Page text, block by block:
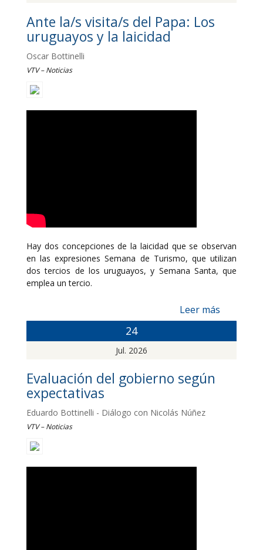
Ante la/s visita/s del Papa: Los
uruguayos y la laicidad
Oscar Bottinelli
VTV – Noticias
Hay dos concepciones de la laicidad que se observan
en las expresiones Semana de Turismo, que utilizan
dos tercios de los uruguayos, y Semana Santa, que
emplea un tercio.
Leer más
24
Jul. 2026
Evaluación del gobierno según
expectativas
Eduardo Bottinelli - Diálogo con Nicolás Núñez
VTV – Noticias